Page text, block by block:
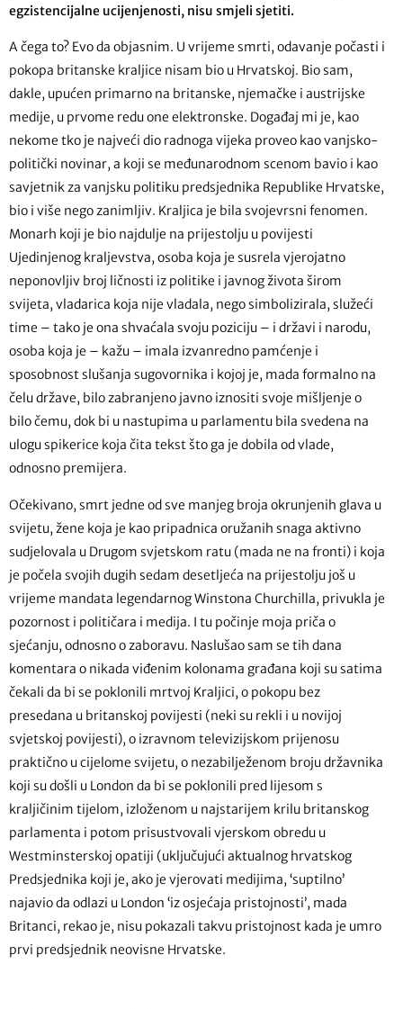
egzistencijalne ucijenjenosti, nisu smjeli sjetiti.
A čega to? Evo da objasnim. U vrijeme smrti, odavanje počasti i
pokopa britanske kraljice nisam bio u Hrvatskoj. Bio sam,
dakle, upućen primarno na britanske, njemačke i austrijske
medije, u prvome redu one elektronske. Događaj mi je, kao
nekome tko je najveći dio radnoga vijeka proveo kao vanjsko-
politički novinar, a koji se međunarodnom scenom bavio i kao
savjetnik za vanjsku politiku predsjednika Republike Hrvatske,
bio i više nego zanimljiv. Kraljica je bila svojevrsni fenomen.
Monarh koji je bio najdulje na prijestolju u povijesti
Ujedinjenog kraljevstva, osoba koja je susrela vjerojatno
neponovljiv broj ličnosti iz politike i javnog života širom
svijeta, vladarica koja nije vladala, nego simbolizirala, služeći
time – tako je ona shvaćala svoju poziciju – i državi i narodu,
osoba koja je – kažu – imala izvanredno pamćenje i
sposobnost slušanja sugovornika i kojoj je, mada formalno na
čelu države, bilo zabranjeno javno iznositi svoje mišljenje o
bilo čemu, dok bi u nastupima u parlamentu bila svedena na
ulogu spikerice koja čita tekst što ga je dobila od vlade,
odnosno premijera.
Očekivano, smrt jedne od sve manjeg broja okrunjenih glava u
svijetu, žene koja je kao pripadnica oružanih snaga aktivno
sudjelovala u Drugom svjetskom ratu (mada ne na fronti) i koja
je počela svojih dugih sedam desetljeća na prijestolju još u
vrijeme mandata legendarnog Winstona Churchilla, privukla je
pozornost i političara i medija. I tu počinje moja priča o
sjećanju, odnosno o zaboravu. Naslušao sam se tih dana
komentara o nikada viđenim kolonama građana koji su satima
čekali da bi se poklonili mrtvoj Kraljici, o pokopu bez
presedana u britanskoj povijesti (neki su rekli i u novijoj
svjetskoj povijesti), o izravnom televizijskom prijenosu
praktično u cijelome svijetu, o nezabilježenom broju državnika
koji su došli u London da bi se poklonili pred lijesom s
kraljičinim tijelom, izloženom u najstarijem krilu britanskog
parlamenta i potom prisustvovali vjerskom obredu u
Westminsterskoj opatiji (uključujući aktualnog hrvatskog
Predsjednika koji je, ako je vjerovati medijima, ‘suptilno’
najavio da odlazi u London ‘iz osjećaja pristojnosti’, mada
Britanci, rekao je, nisu pokazali takvu pristojnost kada je umro
prvi predsjednik neovisne Hrvatske.